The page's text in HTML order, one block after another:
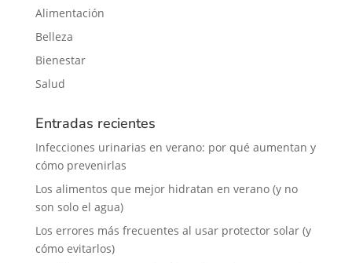
Alimentación
Belleza
Bienestar
Salud
Entradas recientes
Infecciones urinarias en verano: por qué aumentan y
cómo prevenirlas
Los alimentos que mejor hidratan en verano (y no
son solo el agua)
Los errores más frecuentes al usar protector solar (y
cómo evitarlos)